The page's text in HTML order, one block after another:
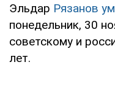
Эльдар Рязанов
понедельник, 30
советскому и
лет.